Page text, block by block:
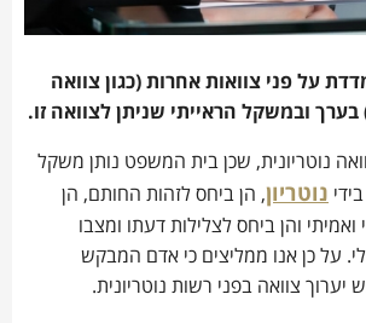
על פני צוואות אחרות (כגון צוואה
בערך ובמשקל הראייתי שניתן לצוואה זו.
נוטריונית, שכן בית המשפט נותן משקל
נוטריון, הן ביחס לזהות החותם, הן
והן ביחס לצלילות דעתו ומצבו
על כן אנו ממליצים כי אדם המבקש
יערוך צוואה בפני רשות נוטריונית.